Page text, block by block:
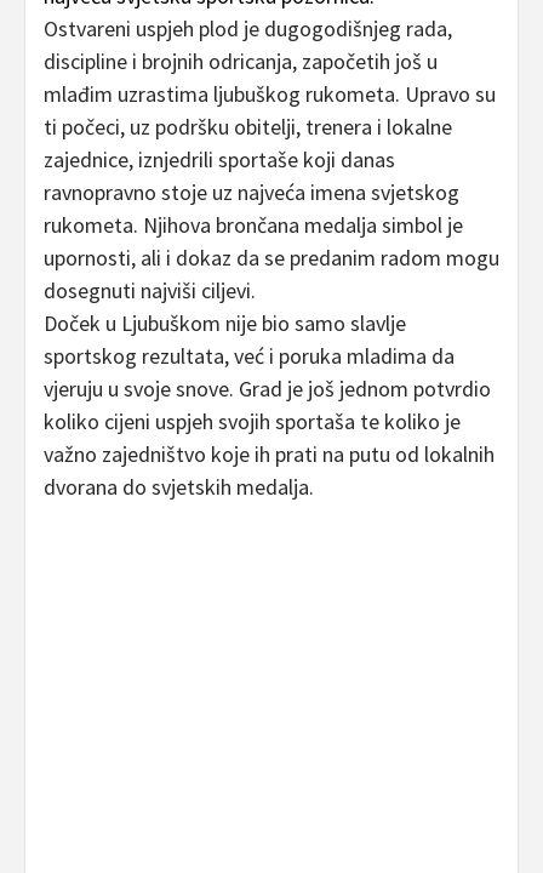
Ostvareni uspjeh plod je dugogodišnjeg rada,
discipline i brojnih odricanja, započetih još u
mlađim uzrastima ljubuškog rukometa. Upravo su
ti počeci, uz podršku obitelji, trenera i lokalne
zajednice, iznjedrili sportaše koji danas
ravnopravno stoje uz najveća imena svjetskog
rukometa. Njihova brončana medalja simbol je
upornosti, ali i dokaz da se predanim radom mogu
dosegnuti najviši ciljevi.
Doček u Ljubuškom nije bio samo slavlje
sportskog rezultata, već i poruka mladima da
vjeruju u svoje snove. Grad je još jednom potvrdio
koliko cijeni uspjeh svojih sportaša te koliko je
važno zajedništvo koje ih prati na putu od lokalnih
dvorana do svjetskih medalja.